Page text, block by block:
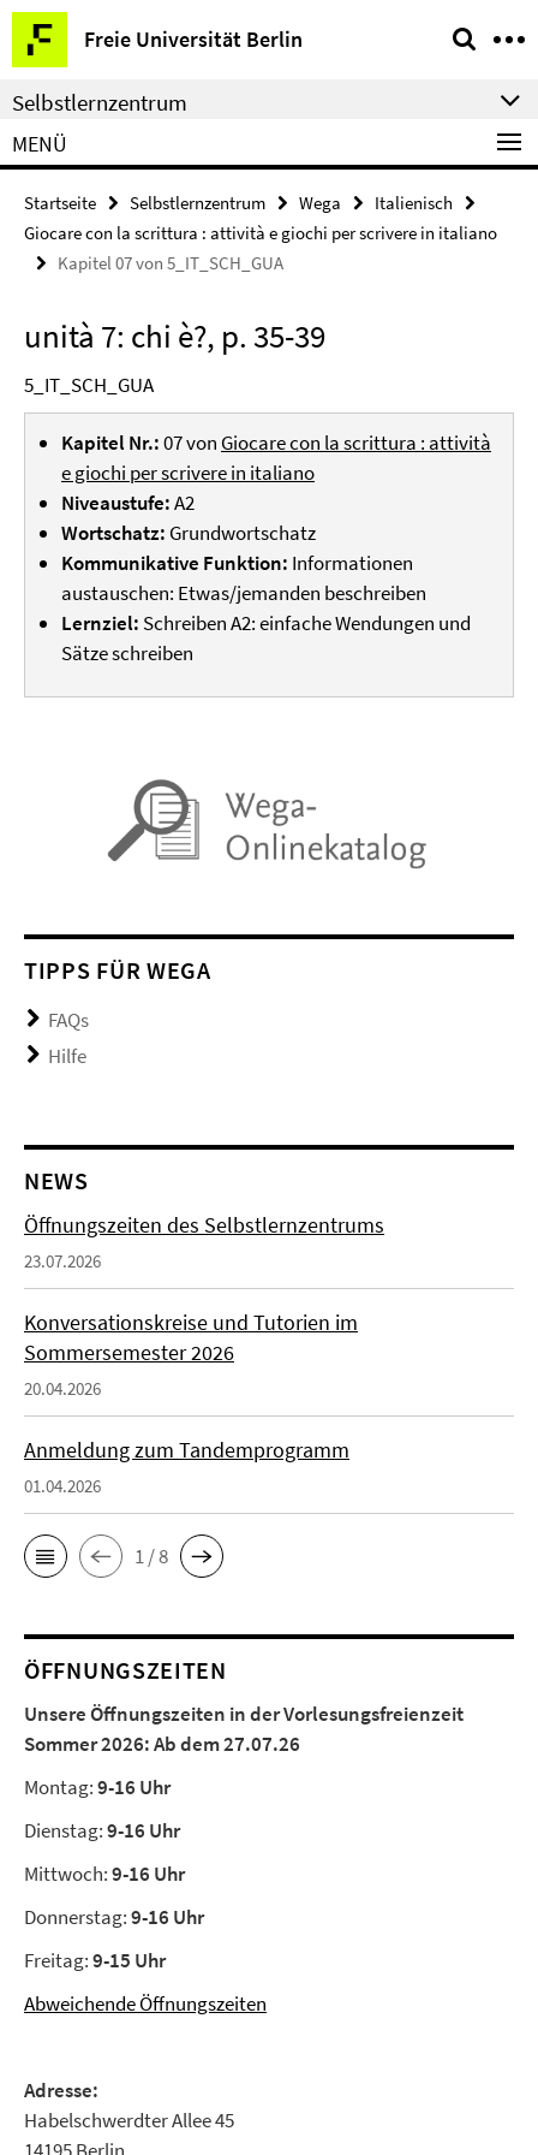
Springe
direkt
zu
Inhalt
Freie Universität Berlin
Service-
Navigation
Selbstlernzentrum
MENÜ
Startseite Selbstlernzentrum Wega
Italienisch
Giocare con la scrittura : attività e giochi per scrivere in italiano
Kapitel 07 von 5_IT_SCH_GUA
unità 7: chi è?, p. 35-39
5_IT_SCH_GUA
Kapitel Nr.:07 von Giocare con la scrittura : attività
e giochi per scrivere in italiano
Niveaustufe:A2
Wortschatz: Grundwortschatz
Kommunikative Funktion: Informationen
austauschen: Etwas/jemanden beschreiben
Lernziel: Schreiben A2: einfache Wendungen und
Sätze schreiben
TIPPS FÜR WEGA
FAQs
Hilfe
NEWS
Öffnungszeiten des Selbstlernzentrums
23.07.2026
Konversationskreise und Tutorien im
Sommersemester 2026
20.04.2026
Anmeldung zum Tandemprogramm
01.04.2026
1 / 8
ÖFFNUNGSZEITEN
Unsere Öffnungszeiten in der Vorlesungsfreienzeit
Sommer 2026:Ab dem 27.07.26
Montag:9-16 Uhr
Dienstag:9-16 Uhr
Mittwoch:9-16 Uhr
Donnerstag:9-16 Uhr
Freitag:9-15 Uhr
Abweichende Öffnungszeiten
Adresse:
Habelschwerdter Allee 45